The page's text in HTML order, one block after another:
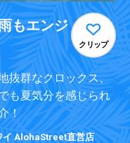
もエンジ
クリップ
抜群なクロックス、
も夏気分を感じられ
！
イ AlohaStreet直営店